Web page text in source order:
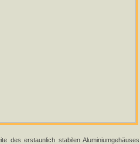
des erstaunlich stabilen Aluminiumgehäuses